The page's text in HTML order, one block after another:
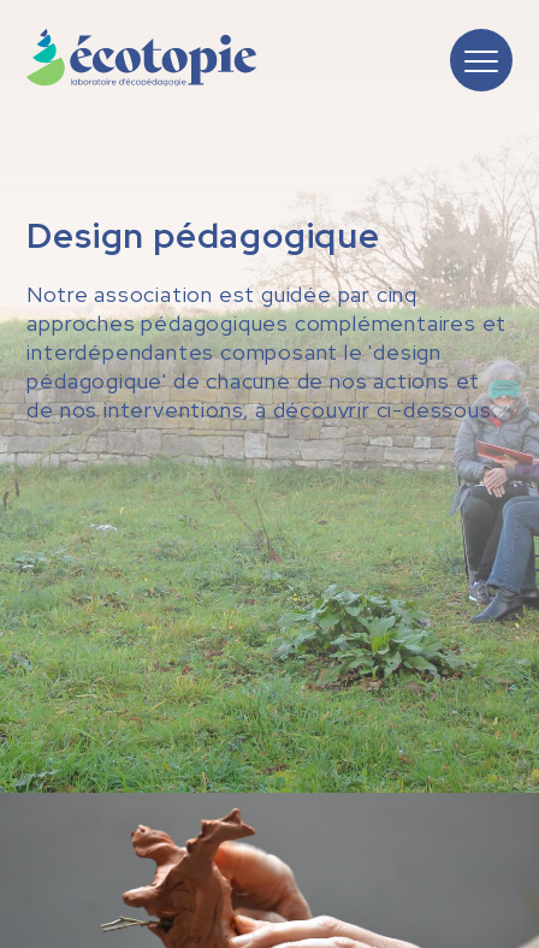
Design pédagogique
Notre association est guidée par cinq
approches pédagogiques complémentaires et
interdépendantes composant le 'design
pédagogique' de chacune de nos actions et
de nos interventions, à découvrir ci-dessous.